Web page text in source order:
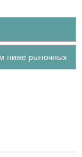
ниже рыночных